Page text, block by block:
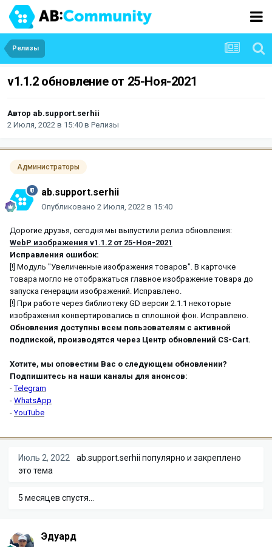
Релизы
v1.1.2 обновление от 25-Ноя-2021
Автор ab.support.serhii
2 Июля, 2022 в 15:40 в Релизы
Администраторы
ab.support.serhii
Опубликовано 2 Июля, 2022 в 15:40
Дорогие друзья, сегодня мы выпустили релиз обновления:
WebP изображения v1.1.2 от 25-Ноя-2021
Исправления ошибок:
[!] Модуль "Увеличенные изображения товаров". В карточке
товара могло не отображаться главное изображение товара до
запуска генерации изображений. Исправлено.
[!] При работе через библиотеку GD версии 2.1.1 некоторые
изображения конвертировались в сплошной фон. Исправлено.
Обновления доступны всем пользователям с активной
подпиской, производятся через Центр обновлений CS-Cart.
Хотите, мы оповестим Вас о следующем обновлении?
Подпишитесь на наши каналы для анонсов:
-Telegram
- WhatsApp
-YouTube
Июль 2, 2022 ab.support.serhii популярно и закреплено
это тема
5 месяцев спустя...
Эдуард